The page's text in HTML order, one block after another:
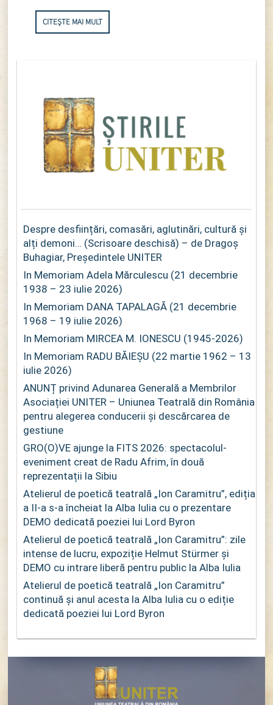
CITEȘTE MAI MULT
Despre desființări, comasări, aglutinări, cultură și
alți demoni… (Scrisoare deschisă) – de Dragoș
Buhagiar, Președintele UNITER
In Memoriam Adela Mărculescu (21 decembrie
1938 – 23 iulie 2026)
In Memoriam DANA TAPALAGĂ (21 decembrie
1968 – 19 iulie 2026)
In Memoriam MIRCEA M. IONESCU (1945-2026)
In Memoriam RADU BĂIEȘU (22 martie 1962 – 13
iulie 2026)
ANUNȚ privind Adunarea Generală a Membrilor
Asociației UNITER – Uniunea Teatrală din România
pentru alegerea conducerii și descărcarea de
gestiune
GRO(O)VE ajunge la FITS 2026: spectacolul-
eveniment creat de Radu Afrim, în două
reprezentații la Sibiu
Atelierul de poetică teatrală „Ion Caramitru”, ediția
a II-a s-a încheiat la Alba Iulia cu o prezentare
DEMO dedicată poeziei lui Lord Byron
Atelierul de poetică teatrală „Ion Caramitru”: zile
intense de lucru, expoziție Helmut Stürmer și
DEMO cu intrare liberă pentru public la Alba Iulia
Atelierul de poetică teatrală „Ion Caramitru”
continuă și anul acesta la Alba Iulia cu o ediție
dedicată poeziei lui Lord Byron